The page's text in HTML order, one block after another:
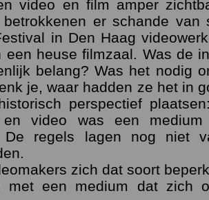
video en film amper
betrokkenen er schande van
in Den Haag
een heuse filmzaal. Was de
belang? Was het nodig
je, waar hadden ze het in
perspectief
en video was een
De regels lagen nog niet
zich dat soort
met een medium dat zich